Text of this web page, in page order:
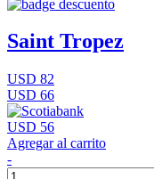
Saint Tropez
USD 82
USD 66
USD 56
Agregar al carrito
-